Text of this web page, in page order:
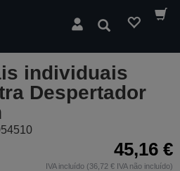
Pesquisar
individuais
Despertador
45,16 €
IVA incluído (36,72 € IVA não incluído)